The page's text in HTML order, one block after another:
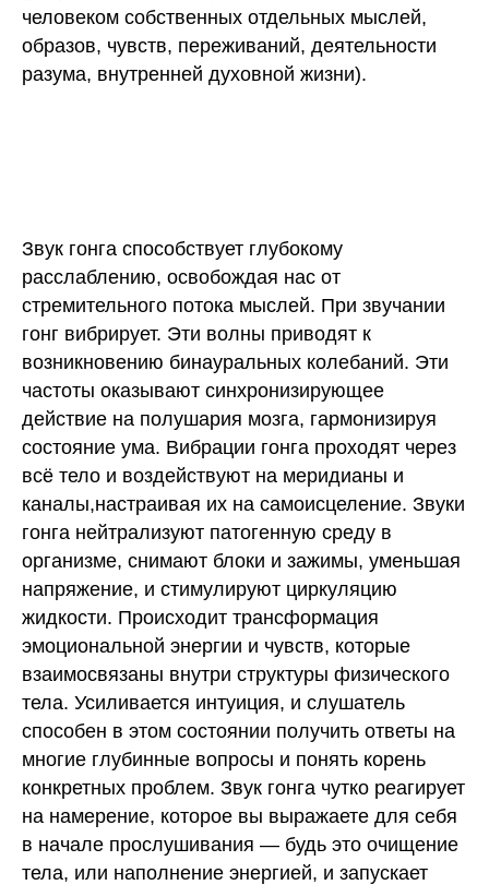
человеком собственных отдельных мыслей,
образов, чувств, переживаний, деятельности
разума, внутренней духовной жизни).
Звук гонга способствует глубокому
расслаблению, освобождая нас от
стремительного потока мыслей. При звучании
гонг вибрирует. Эти волны приводят к
возникновению бинауральных колебаний. Эти
частоты оказывают синхронизирующее
действие на полушария мозга, гармонизируя
состояние ума. Вибрации гонга проходят через
всё тело и воздействуют на меридианы и
каналы,настраивая их на самоисцеление. Звуки
гонга нейтрализуют патогенную среду в
организме, снимают блоки и зажимы, уменьшая
напряжение, и стимулируют циркуляцию
жидкости. Происходит трансформация
эмоциональной энергии и чувств, которые
взаимосвязаны внутри структуры физического
тела. Усиливается интуиция, и слушатель
способен в этом состоянии получить ответы на
многие глубинные вопросы и понять корень
конкретных проблем. Звук гонга чутко реагирует
на намерение, которое вы выражаете для себя
в начале прослушивания — будь это очищение
тела, или наполнение энергией, и запускает